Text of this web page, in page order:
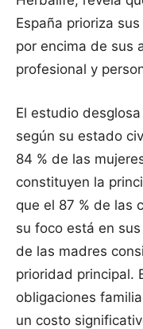
España prioriza
por encima de sus
profesional y
El estudio
según su estado
84 % de las
constituyen la
que el 87 % de las
su foco está en
de las madres
prioridad principal.
obligaciones
un costo